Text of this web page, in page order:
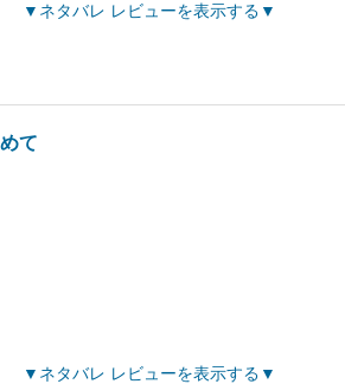
ネタバレ レビューを表示する
て
ネタバレ レビューを表示する